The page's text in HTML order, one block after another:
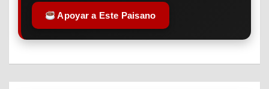
Apoyar a Este Paisano